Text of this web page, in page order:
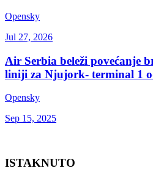
Opensky
Jul 27, 2026
Air Serbia beleži povećanje
liniji za Njujork- terminal 1
Opensky
Sep 15, 2025
ISTAKNUTO